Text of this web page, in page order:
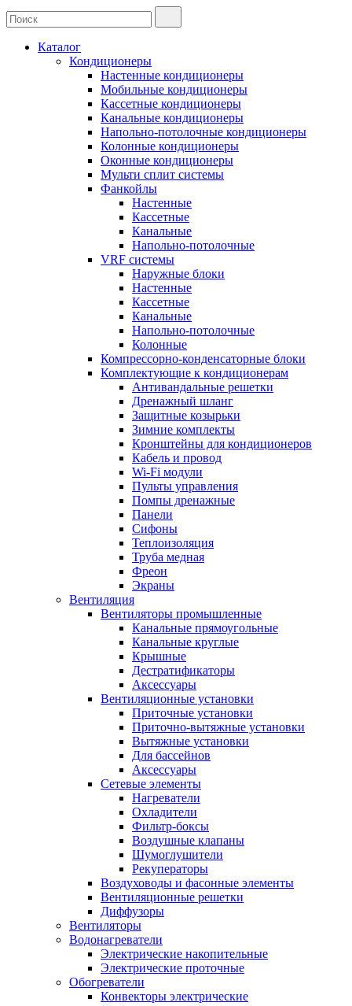
Каталог
Кондиционеры
Настенные кондиционеры
Мобильные кондиционеры
Кассетные кондиционеры
Канальные кондиционеры
Напольно-потолочные кондиционеры
Колонные кондиционеры
Оконные кондиционеры
Мульти сплит системы
Фанкойлы
Настенные
Кассетные
Канальные
Напольно-потолочные
VRF системы
Наружные блоки
Настенные
Кассетные
Канальные
Напольно-потолочные
Колонные
Компрессорно-конденсаторные блоки
Комплектующие к кондиционерам
Антивандальные решетки
Дренажный шланг
Защитные козырьки
Зимние комплекты
Кронштейны для кондиционеров
Кабель и провод
Wi-Fi модули
Пульты управления
Помпы дренажные
Панели
Сифоны
Теплоизоляция
Труба медная
Фреон
Экраны
Вентиляция
Вентиляторы промышленные
Канальные прямоугольные
Канальные круглые
Крышные
Дестратификаторы
Аксессуары
Вентиляционные установки
Приточные установки
Приточно-вытяжные установки
Вытяжные установки
Для бассейнов
Аксессуары
Сетевые элементы
Нагреватели
Охладители
Фильтр-боксы
Воздушные клапаны
Шумоглушители
Рекуператоры
Воздуховоды и фасонные элементы
Вентиляционные решетки
Диффузоры
Вентиляторы
Водонагреватели
Электрические накопительные
Электрические проточные
Обогреватели
Конвекторы электрические